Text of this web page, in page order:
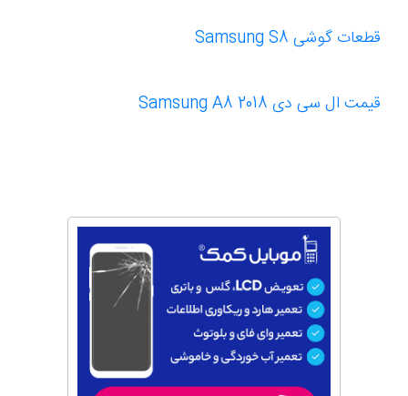
قطعات گوشی Samsung S8
قیمت ال سی دی Samsung A8 2018